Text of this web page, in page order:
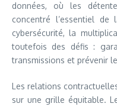
données, où les
concentré l’essentiel
cybersécurité, la
toutefois des défis :
transmissions et prévenir
Les relations
sur une grille équitable.